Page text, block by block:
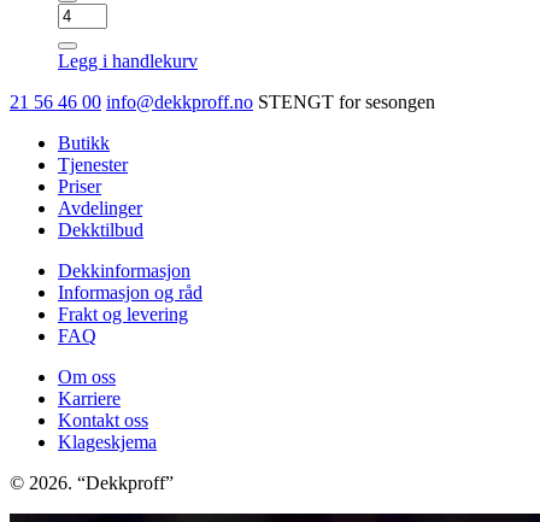
NEXEN
N
FERA
SPORT
antall
Legg i handlekurv
21 56 46 00 info@dekkproff.no STENGT for sesongen
Butikk
Tjenester
Priser
Avdelinger
Dekktilbud
Dekkinformasjon
Informasjon og råd
Frakt og levering
FAQ
Om oss
Karriere
Kontakt oss
Klageskjema
© 2026. “Dekkproff”